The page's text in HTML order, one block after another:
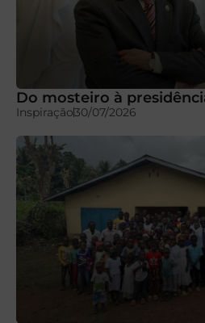
Do mosteiro à
Inspiração30/07/2026